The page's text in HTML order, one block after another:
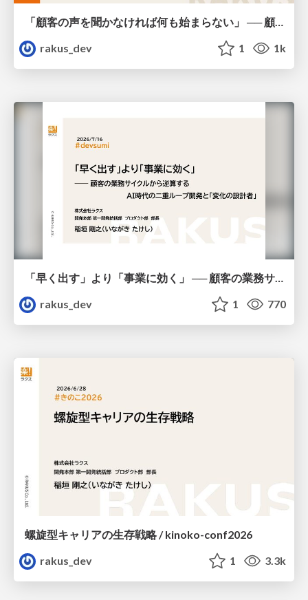
「顧客の声を聞かなければ何も始まらない」 ── 顧客の声から生まれた『AI返信補助機能』の開発プロセス / AICon2026_shikata_imai
rakus_dev
1 1k
「早く出す」より「事業に効く」 ── 顧客の業務サイクルから逆算するAI時代の二重ループ開発と「変化の設計者」 / devsumi2026
rakus_dev
1 770
螺旋型キャリアの生存戦略 / kinoko-conf2026
rakus_dev
1 3.3k